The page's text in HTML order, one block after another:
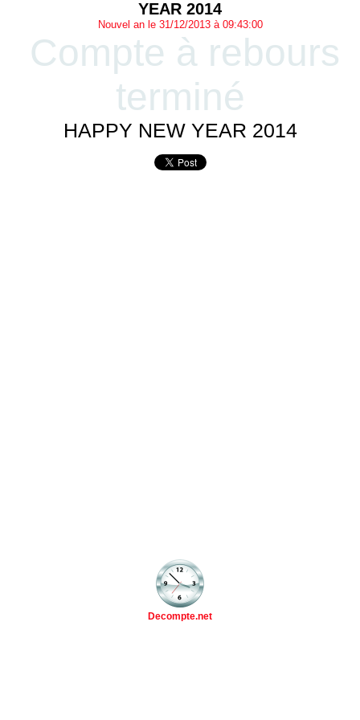
YEAR 2014
Nouvel an le 31/12/2013 à 09:43:00
Compte à rebours
terminé
HAPPY NEW YEAR 2014
Decompte.net